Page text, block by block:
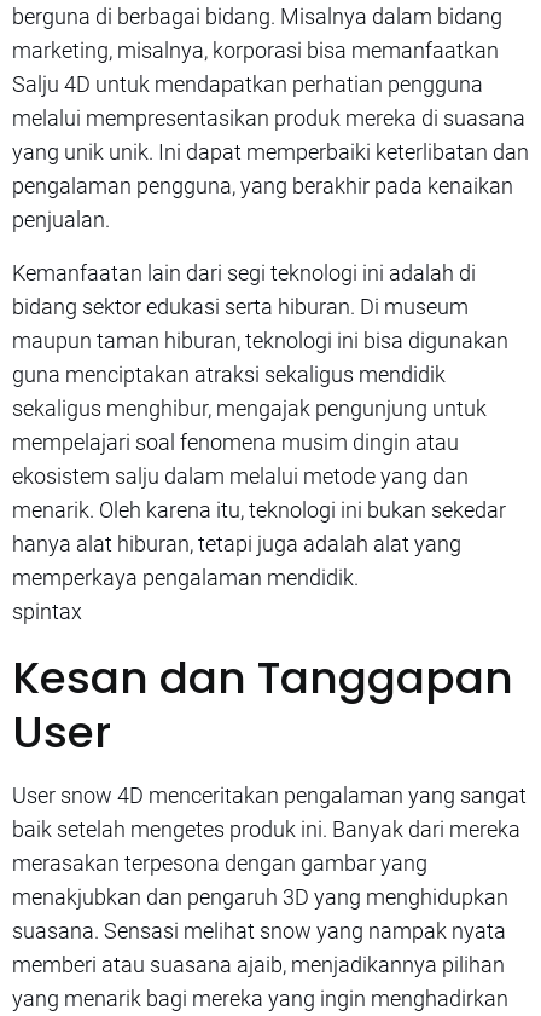
berguna di berbagai bidang. Misalnya dalam bidang
marketing, misalnya, korporasi bisa memanfaatkan
Salju 4D untuk mendapatkan perhatian pengguna
melalui mempresentasikan produk mereka di suasana
yang unik unik. Ini dapat memperbaiki keterlibatan dan
pengalaman pengguna, yang berakhir pada kenaikan
penjualan.
Kemanfaatan lain dari segi teknologi ini adalah di
bidang sektor edukasi serta hiburan. Di museum
maupun taman hiburan, teknologi ini bisa digunakan
guna menciptakan atraksi sekaligus mendidik
sekaligus menghibur, mengajak pengunjung untuk
mempelajari soal fenomena musim dingin atau
ekosistem salju dalam melalui metode yang dan
menarik. Oleh karena itu, teknologi ini bukan sekedar
hanya alat hiburan, tetapi juga adalah alat yang
memperkaya pengalaman mendidik.
spintax
Kesan dan Tanggapan
User
User snow 4D menceritakan pengalaman yang sangat
baik setelah mengetes produk ini. Banyak dari mereka
merasakan terpesona dengan gambar yang
menakjubkan dan pengaruh 3D yang menghidupkan
suasana. Sensasi melihat snow yang nampak nyata
memberi atau suasana ajaib, menjadikannya pilihan
yang menarik bagi mereka yang ingin menghadirkan